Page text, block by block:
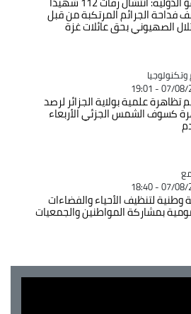
فداحة الجرائم المرتكبة من قبل
الصهيوني بحق عائلات غزة
07/08/
تظاهرة علمية بولاية الجزائر لرصد
كسوف الشمس الجزئي الأربعاء
07/08/
لتنظيف الأحياء والفضاءات
بمشاركة المواطنين والجمعيات